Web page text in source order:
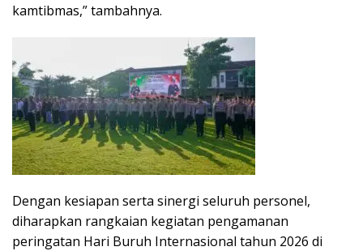
kamtibmas,” tambahnya.
Dengan kesiapan serta sinergi seluruh personel,
diharapkan rangkaian kegiatan pengamanan
peringatan Hari Buruh Internasional tahun 2026 di